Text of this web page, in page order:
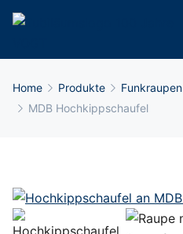
Breadcrumb-Navigation
Home Produkte Funkraupen
MDB Hochkippschaufel